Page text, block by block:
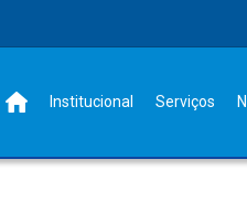
Institucional Serviços